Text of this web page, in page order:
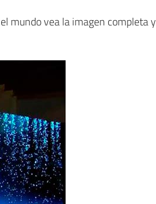
mundo vea la imagen completa y